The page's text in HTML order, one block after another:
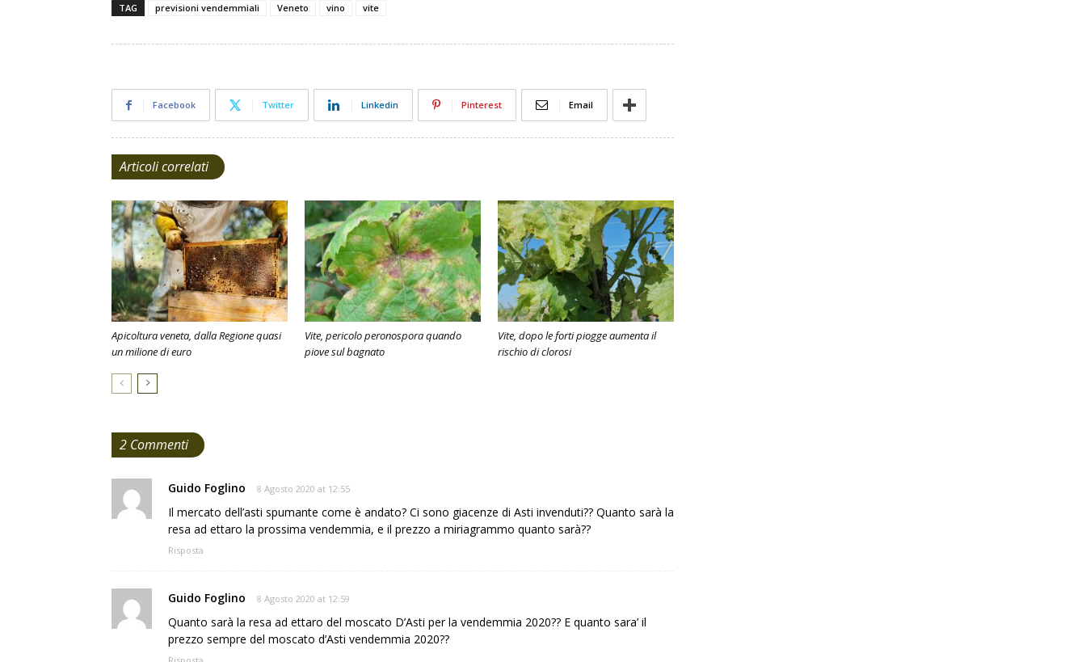
TAG previsioni vendemmiali Veneto vino vite
Facebook Twitter Linkedin Pinterest Email
Articoli correlati
Apicoltura veneta, dalla Regione quasi
un milione di euro
Vite, pericolo peronospora quando
piove sul bagnato
Vite, dopo le forti piogge aumenta il
rischio di clorosi
2 Commenti
Guido Foglino 8 Agosto 2020 at 12:55
Il mercato dell’asti spumante come è andato? Ci sono giacenze di Asti invenduti?? Quanto sarà la
resa ad ettaro la prossima vendemmia, e il prezzo a miriagrammo quanto sarà??
Risposta
Guido Foglino 8 Agosto 2020 at 12:59
Quanto sarà la resa ad ettaro del moscato D’Asti per la vendemmia 2020?? E quanto sara’ il
prezzo sempre del moscato d’Asti vendemmia 2020??